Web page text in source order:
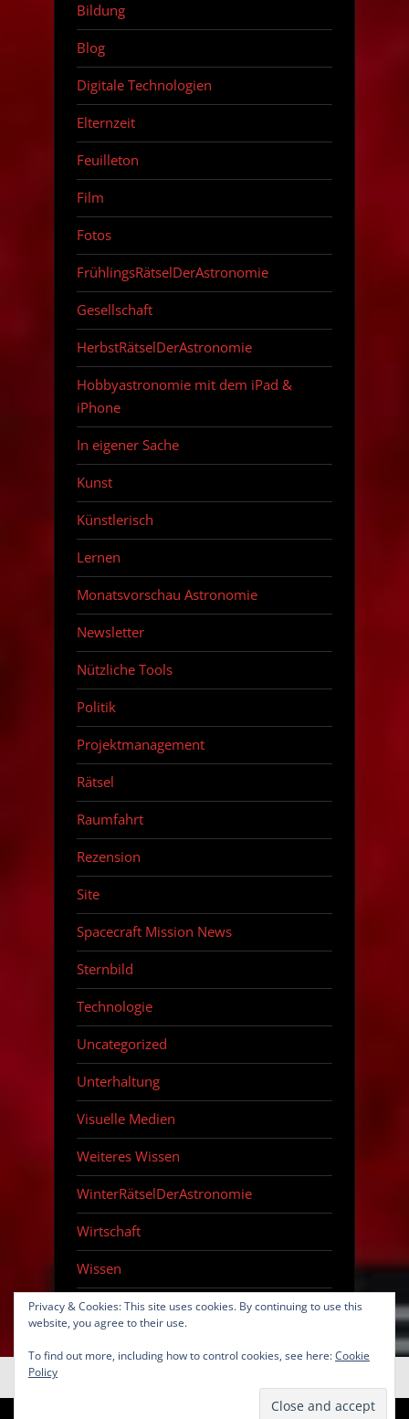
Bildung
Blog
Digitale Technologien
Elternzeit
Feuilleton
Film
Fotos
FrühlingsRätselDerAstronomie
Gesellschaft
HerbstRätselDerAstronomie
Hobbyastronomie mit dem iPad &
iPhone
In eigener Sache
Kunst
Künstlerisch
Lernen
Monatsvorschau Astronomie
Newsletter
Nützliche Tools
Politik
Projektmanagement
Rätsel
Raumfahrt
Rezension
Site
Spacecraft Mission News
Sternbild
Technologie
Uncategorized
Unterhaltung
Visuelle Medien
Weiteres Wissen
WinterRätselDerAstronomie
Wirtschaft
Wissen
Zeitraffer
Privacy & Cookies: This site uses cookies. By continuing to use this
website, you agree to their use.
To find out more, including how to control cookies, see here:Cookie
Policy